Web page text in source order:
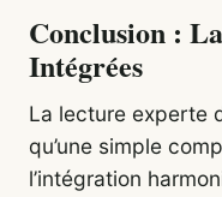
Conclusion :
Intégrées
La lecture experte
qu’une simple
l’intégration